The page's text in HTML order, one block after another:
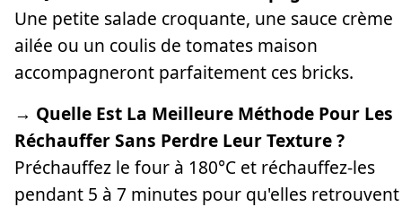
Une petite salade croquante, une sauce crème
ailée ou un coulis de tomates maison
accompagneront parfaitement ces bricks.
→ Quelle Est La Meilleure Méthode Pour Les
Réchauffer Sans Perdre Leur Texture ?
Préchauffez le four à 180°C et réchauffez-les
pendant 5 à 7 minutes pour qu'elles retrouvent